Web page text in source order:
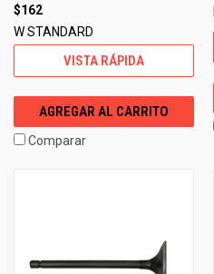
$162
W STANDARD
VISTA RÁPIDA
AGREGAR AL CARRITO
Comparar